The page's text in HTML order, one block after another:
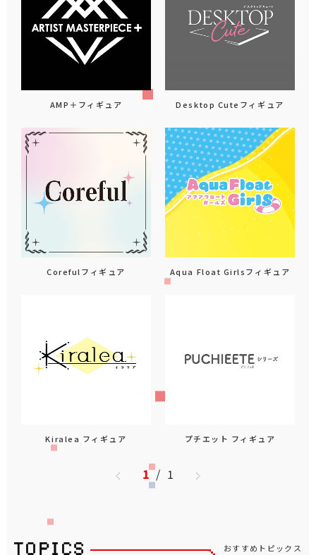
AMP＋フィギュア Desktop Cuteフィギュア
Corefulフィギュア Aqua Float Girlsフィギュア
Kiralea フィギュア プチエット フィギュア
1 / 1
おすすめトピックス